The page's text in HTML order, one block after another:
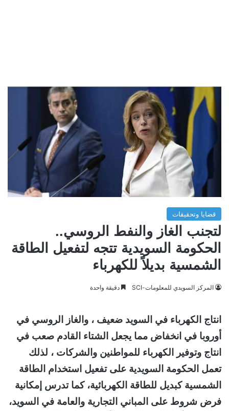
قضايا وتحقيقات
لتجنب الغاز والنفط الروسي..
الحكومة السويدية تتجه لتفعيل الطاقة
الشمسية بديلاً للكهرباء
المركز السويدي للمعلومات-SCI دقيقة واحدة
انتاج الكهرباء في السويد ضعيف ، والغاز الروسي في
أوروبا في انخفاض مما يجعل الشتاء القادم صعب في
انتاج وتوفير الكهرباء للمواطنين والشركات ، لذلك
تعمل الحكومة السويدية على تفعيل استخدام الطاقة
الشمسية كبديل للطاقة الكهربائية، كما تدرس إمكانية
فرض شروط على المباني التجارية والعامة في السويد،